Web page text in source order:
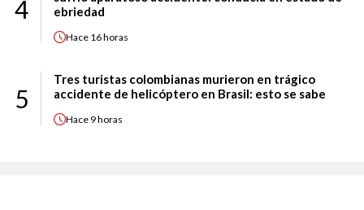
4
ebriedad
Hace 16 horas
5
Tres turistas colombianas murieron en trágico
accidente de helicóptero en Brasil: esto se sabe
Hace 9 horas